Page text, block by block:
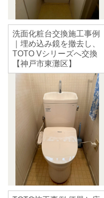
洗面化粧台交換施工事例
｜埋め込み鏡を撤去し、
TOTO Vシリーズへ交換
【神戸市東灘区】